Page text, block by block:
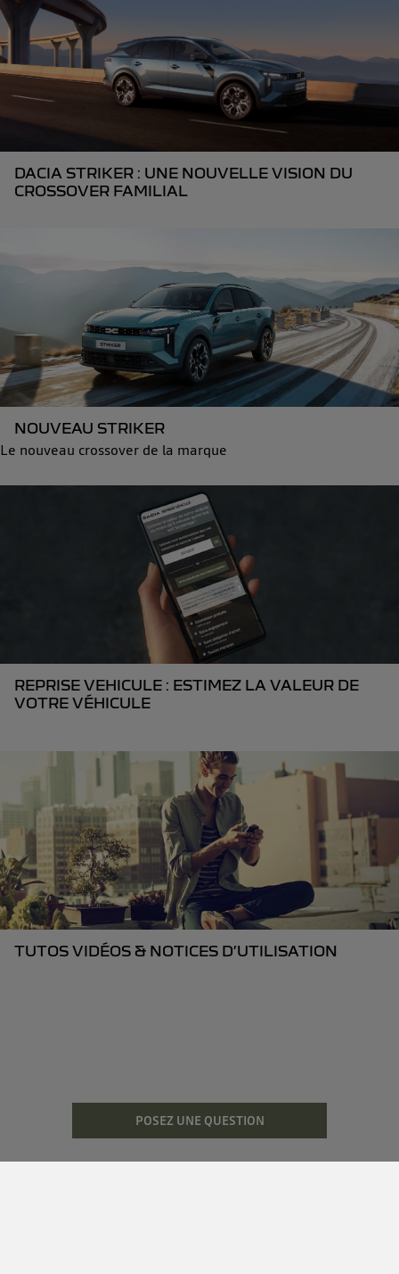
DACIA STRIKER : UNE NOUVELLE VISION DU
CROSSOVER FAMILIAL
NOUVEAU STRIKER
Le nouveau crossover de la marque
REPRISE VEHICULE : ESTIMEZ LA VALEUR DE
VOTRE VÉHICULE
TUTOS VIDÉOS & NOTICES D’UTILISATION
POSEZ UNE QUESTION